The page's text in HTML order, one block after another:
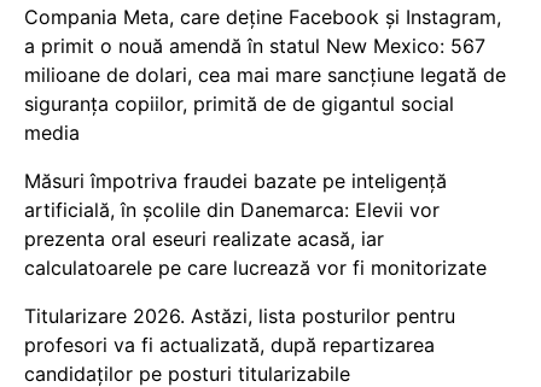
Compania Meta, care deține Facebook și Instagram,
a primit o nouă amendă în statul New Mexico: 567
milioane de dolari, cea mai mare sancțiune legată de
siguranța copiilor, primită de de gigantul social
media
Măsuri împotriva fraudei bazate pe inteligență
artificială, în școlile din Danemarca: Elevii vor
prezenta oral eseuri realizate acasă, iar
calculatoarele pe care lucrează vor fi monitorizate
Titularizare 2026. Astăzi, lista posturilor pentru
profesori va fi actualizată, după repartizarea
candidaților pe posturi titularizabile